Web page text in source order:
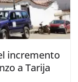
incremento
a Tarija